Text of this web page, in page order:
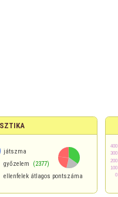
játszma
győzelem (2377)
ellenfelek átlagos pontszáma